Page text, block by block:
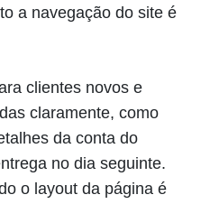
a navegação do site é
clientes novos e
claramente, como
da conta do
no dia seguinte.
o layout da página é